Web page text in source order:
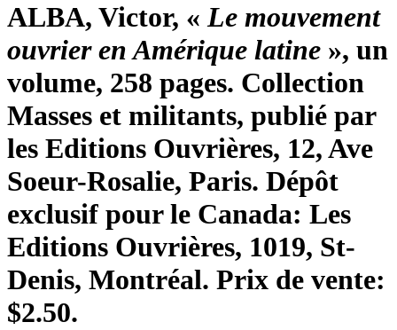
ALBA, Victor, « Le mouvement
ouvrier en Amérique latine », un
volume, 258 pages. Collection
Masses et militants, publié par
les Editions Ouvrières, 12, Ave
Soeur-Rosalie, Paris. Dépôt
exclusif pour le Canada: Les
Editions Ouvrières, 1019, St-
Denis, Montréal. Prix de vente:
$2.50.